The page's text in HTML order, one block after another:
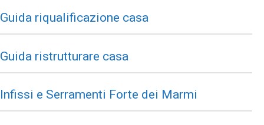
Guida riqualificazione casa
Guida ristrutturare casa
Infissi e Serramenti Forte dei Marmi